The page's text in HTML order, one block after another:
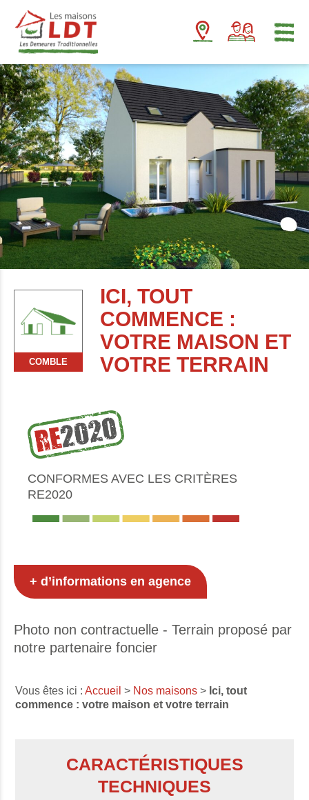
COMBLE
ICI, TOUT
COMMENCE :
VOTRE MAISON ET
VOTRE TERRAIN
CONFORMES AVEC LES CRITÈRES
RE2020
+ d’informations en agence
Photo non contractuelle - Terrain proposé par
notre partenaire foncier
Vous êtes ici :Accueil > Nos maisons > Ici, tout
commence : votre maison et votre terrain
CARACTÉRISTIQUES
TECHNIQUES